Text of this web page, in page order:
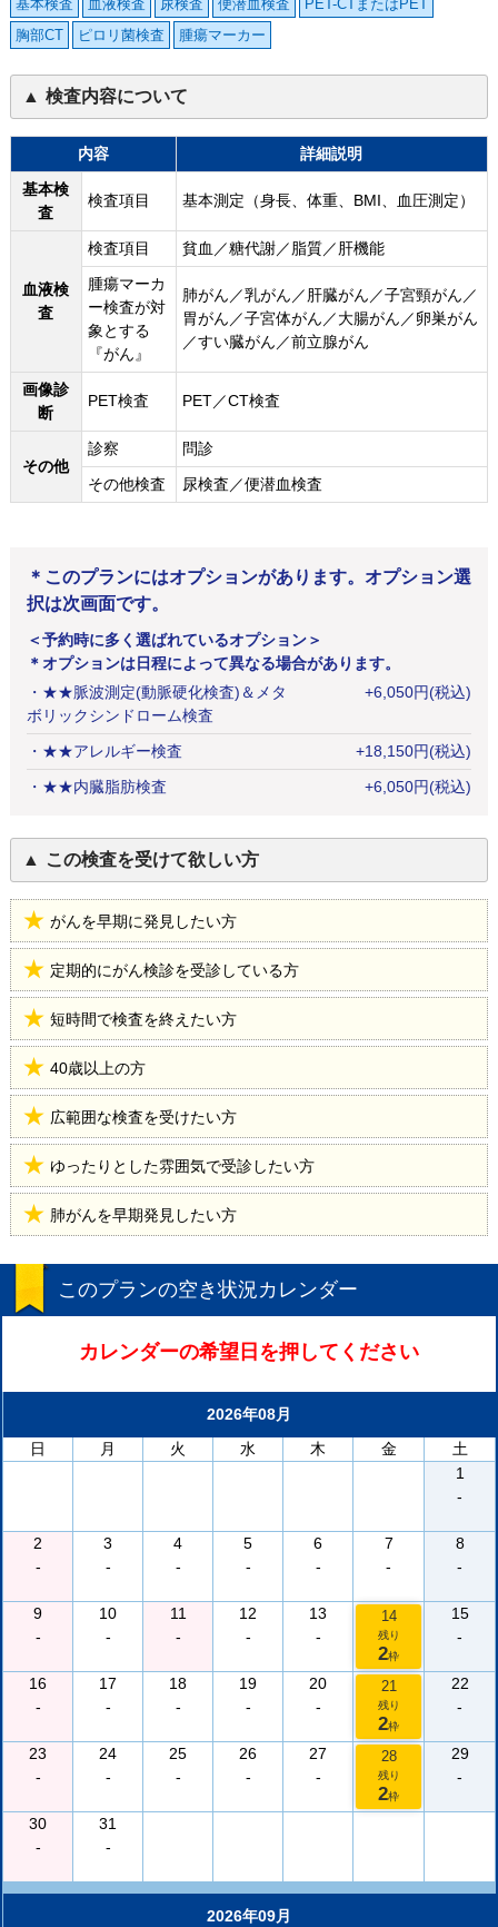
基本検査 血液検査 尿検査 便潜血検査
PET-CTまたはPET
胸部CT
ピロリ菌検査 腫瘍マーカー
検査内容について
内容
詳細説明
基本検
査
検査項目 基本測定（身長、体重、BMI、血圧測定）
血液検
査
検査項目
貧血／糖代謝／脂質／肝機能
腫瘍マーカ
ー検査が対
象とする
『がん』
肺がん／乳がん／肝臓がん／子宮頸がん／
胃がん／子宮体がん／大腸がん／卵巣がん
／すい臓がん／前立腺がん
画像診
断
PET検査 PET／CT検査
その他
診察
問診
その他検査
尿検査／便潜血検査
＊このプランにはオプションがあります。オプション選
択は次画面です。
＜予約時に多く選ばれているオプション＞
＊オプションは日程によって異なる場合があります。
・ ★★脈波測定(動脈硬化検査)＆メタ
ボリックシンドローム検査
+6,050円(税込)
・ ★★アレルギー検査 +18,150円(税込)
・ ★★内臓脂肪検査 +6,050円(税込)
この検査を受けて欲しい方
がんを早期に発見したい方
定期的にがん検診を受診している方
短時間で検査を終えたい方
40歳以上の方
広範囲な検査を受けたい方
ゆったりとした雰囲気で受診したい方
肺がんを早期発見したい方
このプランの空き状況カレンダー
カレンダーの希望日を押してください
2026年08月
日
月 火 水 木 金
土
1
-
2
-
3
-
4
-
5
-
6
-
7
-
8
-
9
-
10
-
11
-
12
-
13
-
14
残り
2枠
15
-
16
-
17
-
18
-
19
-
20
-
21
残り
2枠
22
-
23
-
24
-
25
-
26
-
27
-
28
残り
2枠
29
-
30
-
31
-
2026年09月